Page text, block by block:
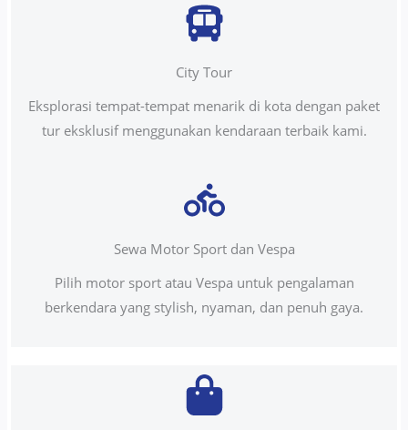
City Tour
Eksplorasi tempat-tempat menarik di kota dengan paket
tur eksklusif menggunakan kendaraan terbaik kami.
Sewa Motor Sport dan Vespa
Pilih motor sport atau Vespa untuk pengalaman
berkendara yang stylish, nyaman, dan penuh gaya.